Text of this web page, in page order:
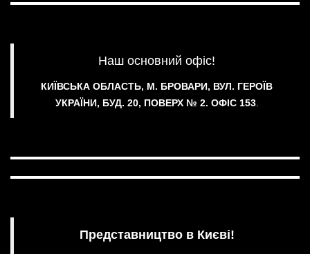
Наш основний офіс!
КИЇВСЬКА ОБЛАСТЬ, М. БРОВАРИ, ВУЛ. ГЕРОЇВ
УКРАЇНИ, БУД. 20, ПОВЕРХ № 2. ОФІС 153.
Представництво в Києві!